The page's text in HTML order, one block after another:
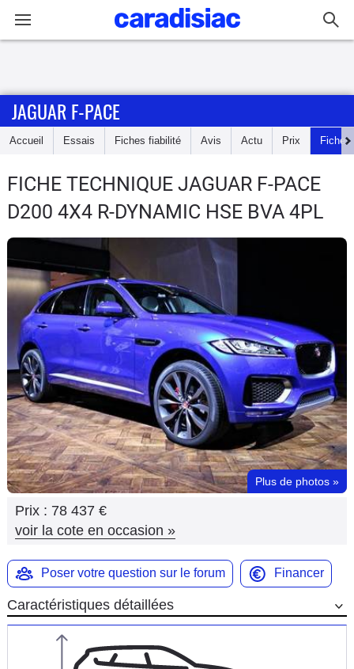
Accueil
Essais
Guide
Electriques
Utilitaires
Flottes
Auto
Services
Forum
Moto
Marques
JAGUAR F-PACE
Accueil Essais Fiches fiabilité Avis Actu Prix Fiches
FICHE TECHNIQUE JAGUAR F-PACE
D200 4X4 R-DYNAMIC HSE BVA 4PL
Plus de photos »
Prix : 78 437 €
voir la cote en occasion »
Poser votre question sur le forum Financer
Caractéristiques détaillées